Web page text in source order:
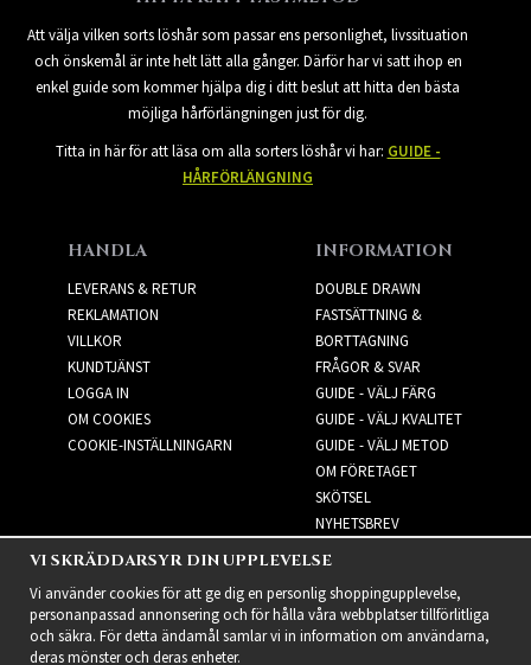
Att välja vilken sorts löshår som passar ens personlighet, livssituation
och önskemål är inte helt lätt alla gånger. Därför har vi satt ihop en
enkel guide som kommer hjälpa dig i ditt beslut att hitta den bästa
möjliga hårförlängningen just för dig.
Titta in här för att läsa om alla sorters löshår vi har: GUIDE -
HÅRFÖRLÄNGNING
HANDLA
LEVERANS & RETUR
REKLAMATION
VILLKOR
KUNDTJÄNST
LOGGA IN
OM COOKIES
COOKIE-INSTÄLLNINGARN
INFORMATION
DOUBLE DRAWN
FASTSÄTTNING &
BORTTAGNING
FRÅGOR & SVAR
GUIDE - VÄLJ FÄRG
GUIDE - VÄLJ KVALITET
GUIDE - VÄLJ METOD
OM FÖRETAGET
SKÖTSEL
NYHETSBREV
NYHETSBREV
VI SKRÄDDARSYR DIN UPPLEVELSE
Vi använder cookies för att ge dig en personlig shoppingupplevelse,
personanpassad annonsering och för hålla våra webbplatser tillförlitliga
och säkra. För detta ändamål samlar vi in information om användarna,
deras mönster och deras enheter.